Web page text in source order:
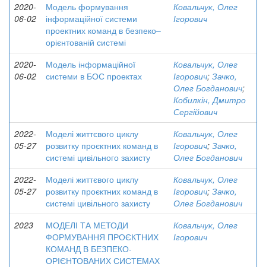
2020-
06-02
Модель формування
інформаційної системи
проектних команд в безпеко–
орієнтованій системі
Ковальчук, Олег
Ігорович
2020-
06-02
Модель інформаційної
системи в БОС проектах
Ковальчук, Олег
Ігорович; Зачко,
Олег Богданович;
Кобилкін, Дмитро
Сергійович
2022-
05-27
Моделі життєвого циклу
розвитку проєктних команд в
системі цивільного захисту
Ковальчук, Олег
Ігорович; Зачко,
Олег Богданович
2022-
05-27
Моделі життєвого циклу
розвитку проєктних команд в
системі цивільного захисту
Ковальчук, Олег
Ігорович; Зачко,
Олег Богданович
2023
МОДЕЛІ ТА МЕТОДИ
ФОРМУВАННЯ ПРОЄКТНИХ
КОМАНД В БЕЗПЕКО-
ОРІЄНТОВАНИХ СИСТЕМАХ
Ковальчук, Олег
Ігорович